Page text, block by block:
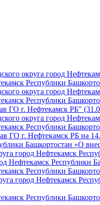
округа город
Республики
округа город
Республики
ГО г. Нефтекамск РБ"
округа город
Республики
ГО г. Нефтекамск РБ на
Башкортостан «О
город Нефтекамск
Нефтекамск Республики
Республики
город Нефтекамск
Республики